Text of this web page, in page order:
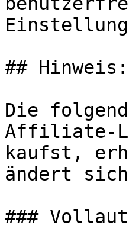
##
Die
Affiliate-
kaufst,
ändert
###